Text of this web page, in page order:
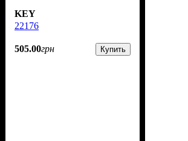
KEY
22176
505.00грн Купить